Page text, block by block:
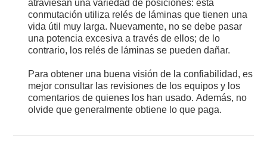
atraviesan una variedad de posiciones: esta
conmutación utiliza relés de láminas que tienen una
vida útil muy larga. Nuevamente, no se debe pasar
una potencia excesiva a través de ellos; de lo
contrario, los relés de láminas se pueden dañar.
Para obtener una buena visión de la confiabilidad, es
mejor consultar las revisiones de los equipos y los
comentarios de quienes los han usado. Además, no
olvide que generalmente obtiene lo que paga.